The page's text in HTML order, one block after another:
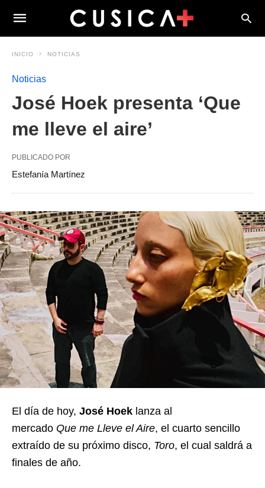
INICIO NOTICIAS
Noticias
José Hoek presenta ‘Que
me lleve el aire’
PUBLICADO POR
Estefanía Martínez
El día de hoy, José Hoek lanza al
mercado Que me Lleve el Aire, el cuarto sencillo
extraído de su próximo disco, Toro, el cual saldrá a
finales de año.